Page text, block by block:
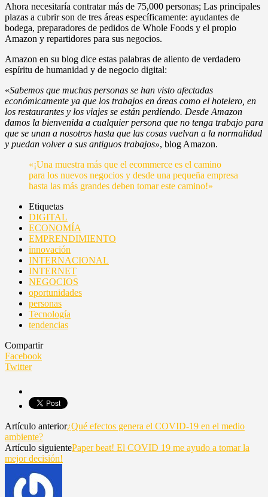
Ahora necesitaría contratar más de 75,000 personas; Las principales
plazas a cubrir son de tres áreas específicamente: ayudantes de
bodega, preparadores de pedidos de Whole Foods y el propio
Amazon y repartidores para sus negocios.
Amazon en su blog dice estas palabras de aliento de verdadero
espíritu de humanidad y de negocio digital:
«Sabemos que muchas personas se han visto afectadas
económicamente ya que los trabajos en áreas como el hotelero, en
los restaurantes y los viajes se están perdiendo. Desde Amazon
damos la bienvenida a cualquier persona que no tenga trabajo para
que se unan a nosotros hasta que las cosas vuelvan a la normalidad
y puedan volver a sus antiguos trabajos», blog Amazon.
«¡Una muestra más que el ecommerce es el camino
para los nuevos negocios y desde una pequeña empresa
hasta las más grandes deben tomar este camino!»
Etiquetas
DIGITAL
ECONOMÍA
EMPRENDIMIENTO
innovación
INTERNACIONAL
INTERNET
NEGOCIOS
oportunidades
personas
Tecnología
tendencias
Compartir
Facebook
Twitter
Artículo anterior¿Qué efectos genera el COVID-19 en el medio
ambiente?
Artículo siguientePaper beat! El COVID 19 me ayudo a tomar la
mejor decisión!